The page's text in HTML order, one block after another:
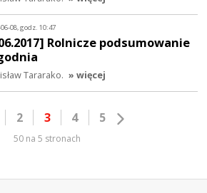
06-08, godz. 10:47
Rolnicze podsumowanie
Tararako. » więcej
2 3 4 5
50 na 5 stronach